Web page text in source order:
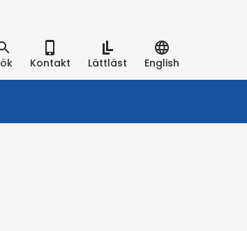
Sök Kontakt Lättläst English